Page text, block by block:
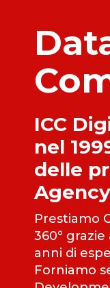
ICC
nel
delle
Prestiamo
360°
anni di
Forniamo